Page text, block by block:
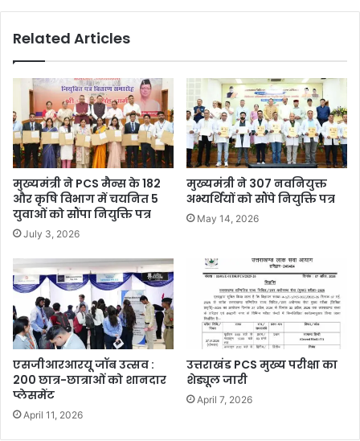
Related Articles
मुख्यमंत्री ने PCS मैन्स के 182
और कृषि विभाग में चयनित 5
युवाओं को सौंपा नियुक्ति पत्र
July 3, 2026
मुख्यमंत्री ने 307 नवनियुक्त
अभ्यर्थियों को सौंपे नियुक्ति पत्र
May 14, 2026
एसजीआरआरयू जॉब उत्सव :
200 छात्र-छात्राओं को शानदार
प्लेसमेंट
April 11, 2026
उत्तराखंड PCS मुख्य परीक्षा का
शेड्यूल जारी
April 7, 2026